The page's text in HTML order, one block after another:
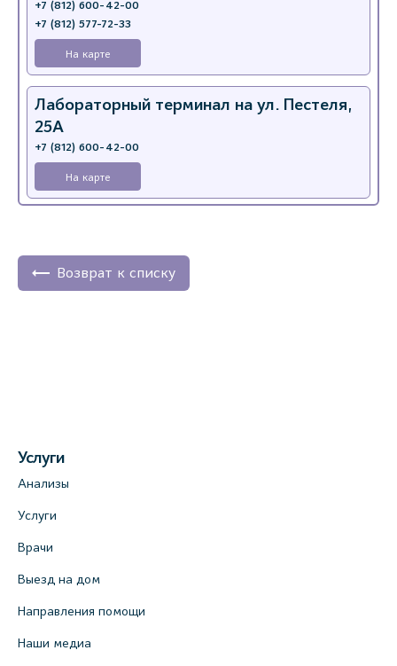
+7 (812) 600-42-00
+7 (812) 577-72-33
На карте
Лабораторный терминал на ул. Пестеля,
25А
+7 (812) 600-42-00
На карте
4 (официальный партнер)
+7 (812) 770-04-67
Медицинский центр на пр. Просвещения,
+7 (812) 660-73-69
(официальный партнер), Красносельское
шоссе, 54, к.3
Возврат к списку
Услуги
Анализы
Услуги
Врачи
Выезд на дом
Направления помощи
Наши медиа